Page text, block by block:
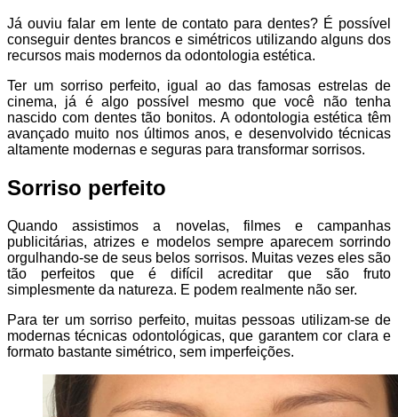
Já ouviu falar em lente de contato para dentes? É possível
conseguir dentes brancos e simétricos utilizando alguns dos
recursos mais modernos da odontologia estética.
Ter um sorriso perfeito, igual ao das famosas estrelas de
cinema, já é algo possível mesmo que você não tenha
nascido com dentes tão bonitos. A odontologia estética têm
avançado muito nos últimos anos, e desenvolvido técnicas
altamente modernas e seguras para transformar sorrisos.
Sorriso perfeito
Quando assistimos a novelas, filmes e campanhas
publicitárias, atrizes e modelos sempre aparecem sorrindo
orgulhando-se de seus belos sorrisos. Muitas vezes eles são
tão perfeitos que é difícil acreditar que são fruto
simplesmente da natureza. E podem realmente não ser.
Para ter um sorriso perfeito, muitas pessoas utilizam-se de
modernas técnicas odontológicas, que garantem cor clara e
formato bastante simétrico, sem imperfeições.